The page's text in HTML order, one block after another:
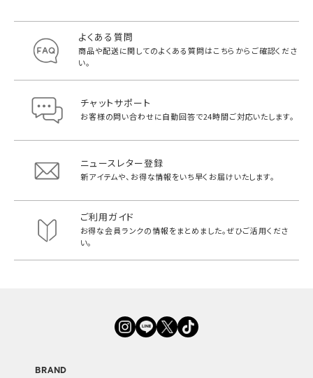
よくある質問
商品や配送に関してのよくある質問はこちらからご確認くださ
い。
チャットサポート
お客様の問い合わせに自動回答で24時間ご対応いたします。
ニュースレター登録
新アイテムや、お得な情報をいち早く お届けいたします。
ご利用ガイド
お得な会員ランクの情報をまとめました。ぜひご活用くださ
い。
BRAND